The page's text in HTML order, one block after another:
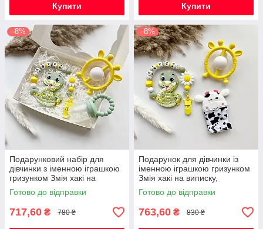
Купити Купити
–8%
Подарунковий набір для
дівчинки з іменною іграшкою
гризунком Змія хакі на
виписку, хрестини, півроку
Готово до відправки
717,60 ₴ 780 ₴
–8%
Подарунок для дівчинки із
іменною іграшкою гризунком
Змія хакі на виписку,
хрестини, півроку,
народження
Готово до відправки
763,60 ₴ 830 ₴